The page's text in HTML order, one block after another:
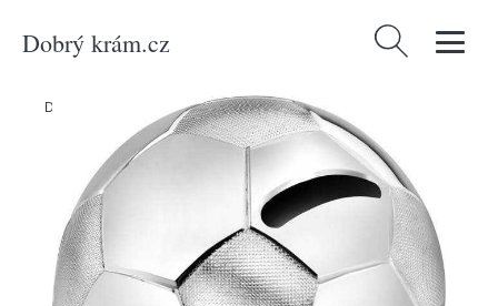
Dobrý krám.cz Vyhledávání
Domů Dekorace/Kasička Football – Zilverstad